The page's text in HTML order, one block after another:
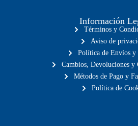
Información
Términos y
Aviso de
Política de Envíos y
Cambios, Devoluciones y
Métodos de Pago y
Política de